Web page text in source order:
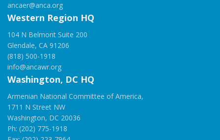
ancaer@anca.org
Western Region HQ
104 N Belmont Suite 200
Glendale, CA 91206
(818) 500-1918
info@ancawr.org
Washington, DC HQ
Armenian National Committee of America,
1711 N Street NW
Washington, DC 20036
Ph: (202) 775-1918